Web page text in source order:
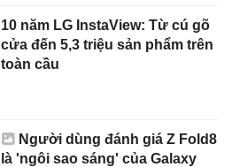
10 năm LG InstaView: Từ cú gõ
cửa đến 5,3 triệu sản phẩm trên
toàn cầu
Người dùng đánh giá Z Fold8
là 'ngôi sao sáng' của Galaxy